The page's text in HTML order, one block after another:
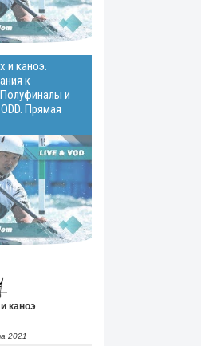
и каноэ.
к
и
Прямая
каноэ
2021